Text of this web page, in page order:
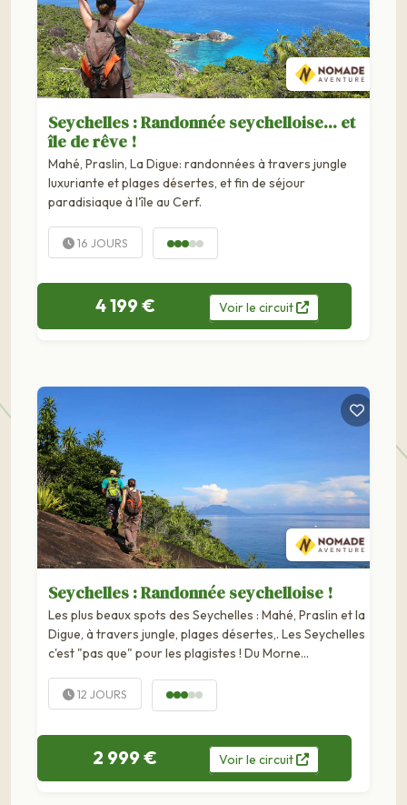
Seychelles : Randonnée seychelloise... et
île de rêve !
Mahé, Praslin, La Digue: randonnées à travers jungle
luxuriante et plages désertes, et fin de séjour
paradisiaque à l'île au Cerf.
16 JOURS
4 199 € Voirle circuit
Seychelles : Randonnée seychelloise !
Les plus beaux spots des Seychelles : Mahé, Praslin et la
Digue, à travers jungle, plages désertes,. Les Seychelles
c'est "pas que" pour les plagistes ! Du Morne
la plaine hollandaise de...
12 JOURS
2 999 € Voirle circuit